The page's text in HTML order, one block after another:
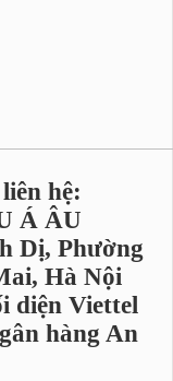
hệ:
Á ÂU
Dị, Phường
Hà Nội
diện Viettel
hàng An